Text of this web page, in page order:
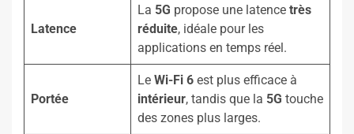
Latence
La 5G propose une latence très
réduite, idéale pour les
applications en temps réel.
Portée
Le Wi-Fi 6 est plus efficace à
intérieur, tandis que la 5G touche
des zones plus larges.